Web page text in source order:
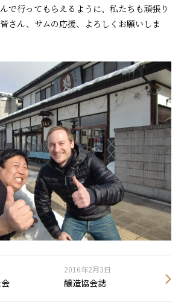
で行ってもらえるように、私たちも頑張り
さん、サムの応援、よろしくお願いしま
2016年2月3日
醸造協会誌